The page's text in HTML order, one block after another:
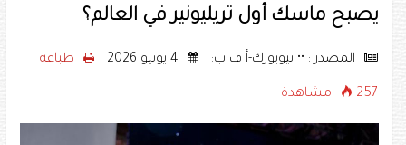
يصبح ماسك أول تريليونير في العالم؟
المصدر : •• نيويورك-أ ف ب: طباعه
257 مشاهدة